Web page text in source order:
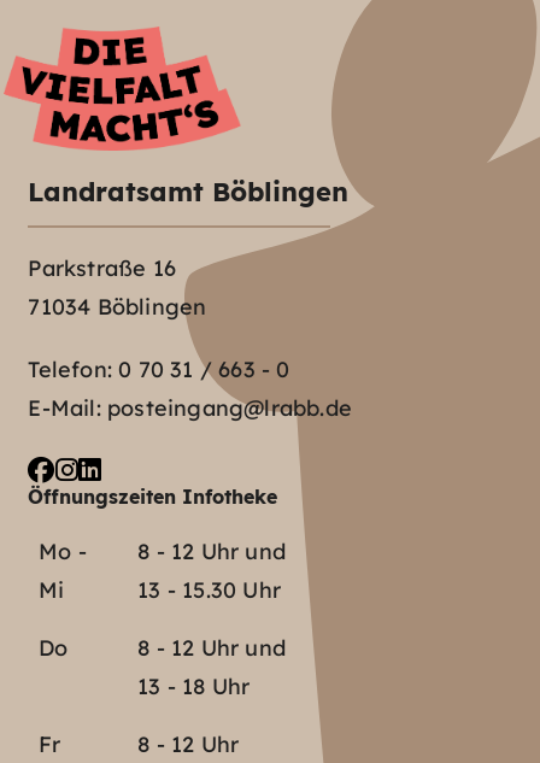
Landratsamt Böblingen
Parkstraße 16
71034 Böblingen
Telefon:0 70 31 / 663 - 0
E-Mail: posteingang@lrabb.de
Öffnungszeiten Infotheke
Mo -
Mi
8 - 12 Uhr und
13 - 15.30 Uhr
Do
8 - 12 Uhr und
13 - 18 Uhr
Fr 8 - 12 Uhr